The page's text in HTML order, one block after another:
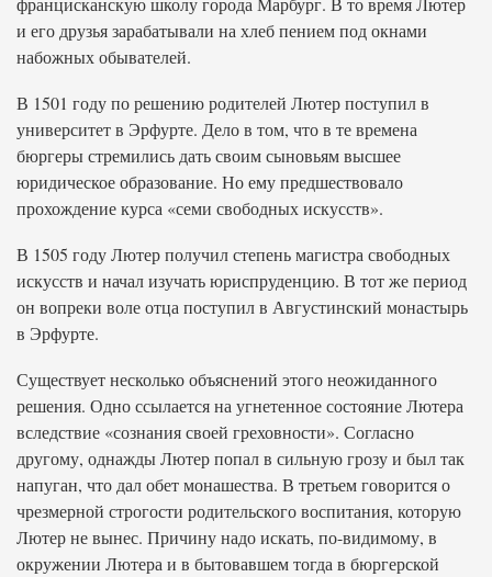
и его друзья зарабатывали на хлеб пением под окнами
набожных обывателей.
В 1501 году по решению родителей Лютер поступил в
университет в Эрфурте. Дело в том, что в те времена
бюргеры стремились дать своим сыновьям высшее
юридическое образование. Но ему предшествовало
прохождение курса «семи свободных искусств».
В 1505 году Лютер получил степень магистра свободных
искусств и начал изучать юриспруденцию. В тот же период
он вопреки воле отца поступил в Августинский монастырь
в Эрфурте.
Существует несколько объяснений этого неожиданного
решения. Одно ссылается на угнетенное состояние Лютера
вследствие «сознания своей греховности». Согласно
другому, однажды Лютер попал в сильную грозу и был так
напуган, что дал обет монашества. В третьем говорится о
чрезмерной строгости родительского воспитания, которую
Лютер не вынес. Причину надо искать, по-видимому, в
окружении Лютера и в бытовавшем тогда в бюргерской